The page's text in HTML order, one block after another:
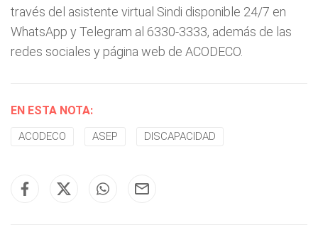
través del asistente virtual Sindi disponible 24/7 en
WhatsApp y Telegram al 6330-3333, además de las
redes sociales y página web de ACODECO.
EN ESTA NOTA:
ACODECO ASEP DISCAPACIDAD